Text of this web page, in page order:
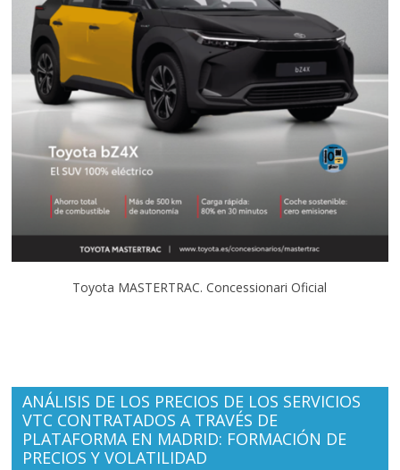
Toyota MASTERTRAC. Concessionari Oficial
ANÁLISIS DE LOS PRECIOS DE LOS SERVICIOS
VTC CONTRATADOS A TRAVÉS DE
PLATAFORMA EN MADRID: FORMACIÓN DE
PRECIOS Y VOLATILIDAD